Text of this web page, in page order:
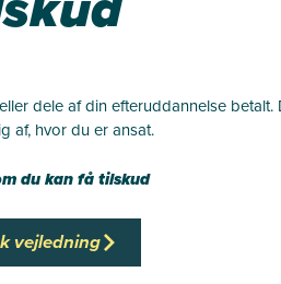
dele af din efteruddannelse
af, hvor du er ansat.
du kan få tilskud
vejledning